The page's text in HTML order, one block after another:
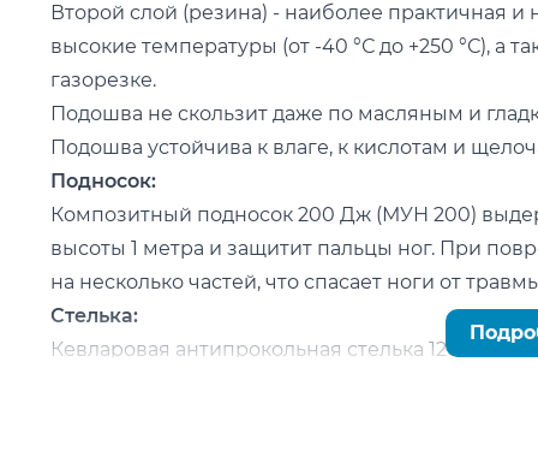
Второй слой (резина) - наиболее практичная
высокие температуры (от -40 °С до +250 °С), а
газорезке.
Подошва не скользит даже по масляным и
Подошва устойчива к влаге, к кислотам и
Подносок:
Композитный подносок 200 Дж (МУН 200)
высоты 1 метра и защитит пальцы ног. При
на несколько частей, что спасает ноги от
Стелька:
Кевларовая антипрокольная стелька 1200Н.